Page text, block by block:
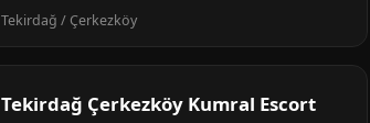
Tekirdağ / Çerkezköy
Tekirdağ Çerkezköy Kumral Escort